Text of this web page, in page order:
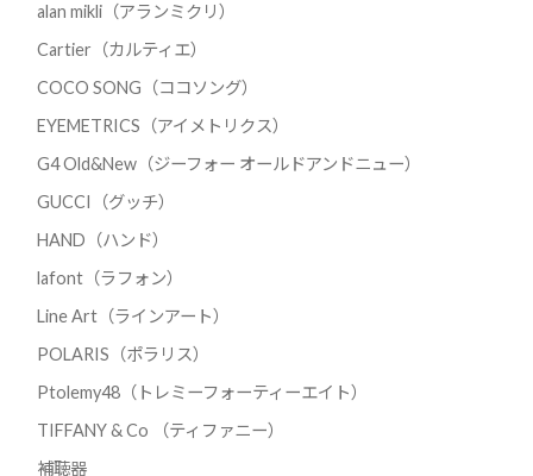
alan mikli（アランミクリ）
Cartier（カルティエ）
COCO SONG（ココソング）
EYEMETRICS（アイメトリクス）
G4 Old&New（ジーフォー オールドアンドニュー）
GUCCI（グッチ）
HAND（ハンド）
lafont（ラフォン）
Line Art（ラインアート）
POLARIS（ポラリス）
Ptolemy48（トレミーフォーティーエイト）
TIFFANY & Co （ティファニー）
補聴器